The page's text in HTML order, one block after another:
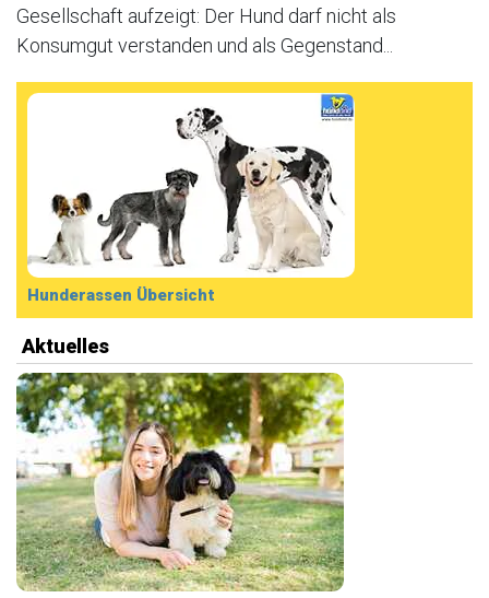
Gesellschaft aufzeigt: Der Hund darf nicht als
Konsumgut verstanden und als Gegenstand...
Hunderassen Übersicht
Aktuelles